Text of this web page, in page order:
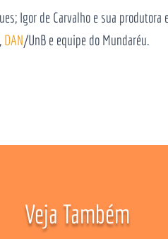
Igor de Carvalho e sua
DAN/UnB e equipe do Mundaréu.
Veja Também